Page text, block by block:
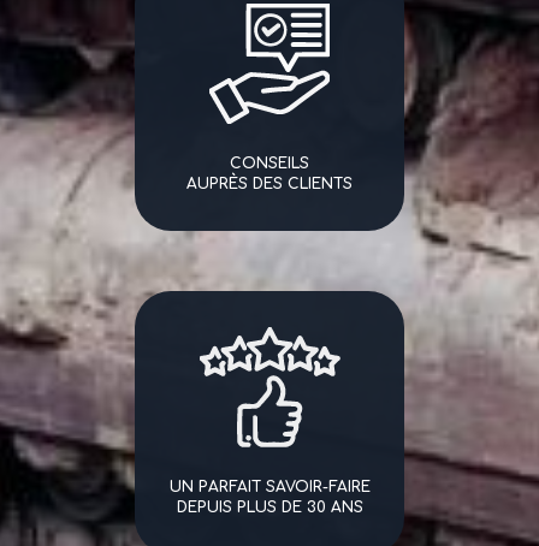
CONSEILS
AUPRÈS DES CLIENTS
UN PARFAIT SAVOIR-FAIRE
DEPUIS PLUS DE 30 ANS